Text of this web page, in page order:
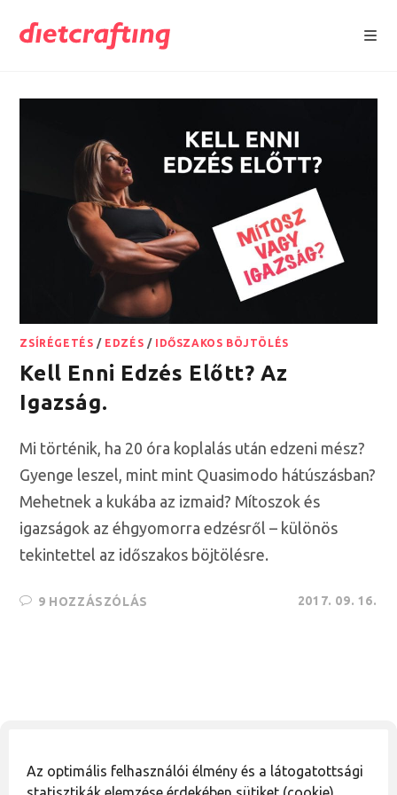
Az optimális felhasználói élmény és a látogatottsági
ZSÍRÉGETÉS / EDZÉS / IDŐSZAKOS BÖJTÖLÉS
Kell Enni Edzés Előtt? Az
Igazság.
Mi történik, ha 20 óra koplalás után edzeni mész?
Gyenge leszel, mint mint Quasimodo hátúszásban?
Mehetnek a kukába az izmaid? Mítoszok és
igazságok az éhgyomorra edzésről – különös
tekintettel az időszakos böjtölésre.
9 HOZZÁSZÓLÁS 2017. 09. 16.
Az oldalon található információk, javaslatok és ötletek nem